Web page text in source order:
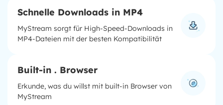
Schnelle Downloads in MP4
MyStream sorgt für High-Speed-Downloads in
MP4-Dateien mit der besten Kompatibilität
Built-in . Browser
Erkunde, was du willst mit built-in Browser von
MyStream